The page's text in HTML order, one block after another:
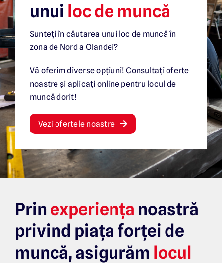
unui loc de muncă
Sunteți în căutarea unui loc de muncă în
zona de Nord a Olandei?
Vă oferim diverse opțiuni! Consultați oferte
noastre și aplicați online pentru locul de
muncă dorit!
Vezi ofertele noastre
Prin experiența noastră
privind piața forței de
muncă,asigurăm locul